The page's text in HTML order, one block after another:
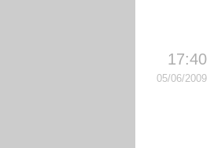
17:40
05/06/2009